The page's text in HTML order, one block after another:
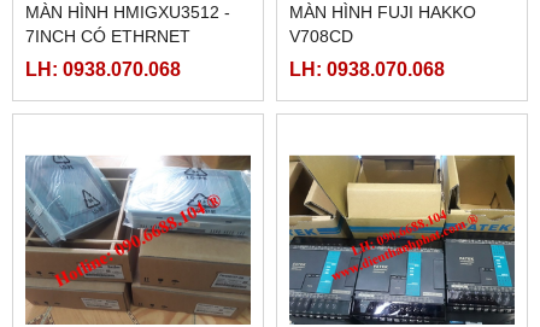
MÀN HÌNH HMIGXU3512 -
7INCH CÓ ETHRNET
LH: 0938.070.068
MÀN HÌNH FUJI HAKKO
V708CD
LH: 0938.070.068